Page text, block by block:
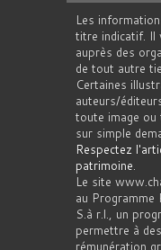
Les
titre indicatif. Il
auprès des
de tout autre
Certaines
auteurs/
toute image
sur simple
Respectez
patrimoine.
Le site
au Programme
S.à r.l., un
permettre à